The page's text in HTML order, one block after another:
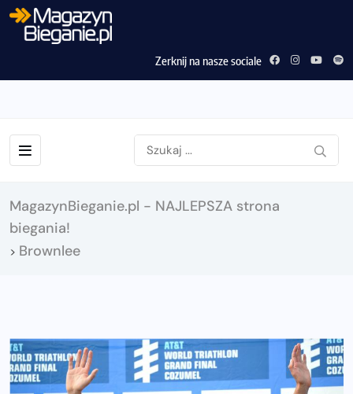
Zerknij na nasze sociale
MagazynBieganie.pl - NAJLEPSZA strona
biegania!
> Brownlee